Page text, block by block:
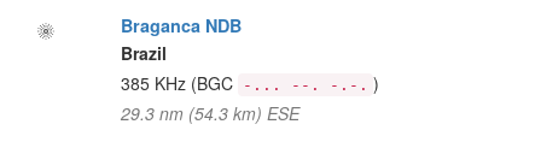
Braganca NDB
Brazil
385 KHz (BGC -... --. -.-. )
29.3 nm (54.3 km) ESE